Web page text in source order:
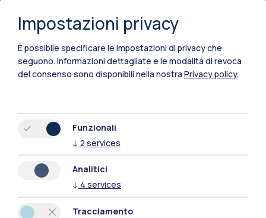
Impostazioni privacy
È possibile specificare le impostazioni di privacy che
seguono. Informazioni dettagliate e le modalità di revoca
del consenso sono disponibili nella nostra Privacy policy.
Funzionali
↓ 2 services
Analitici
↓ 4 services
Tracciamento